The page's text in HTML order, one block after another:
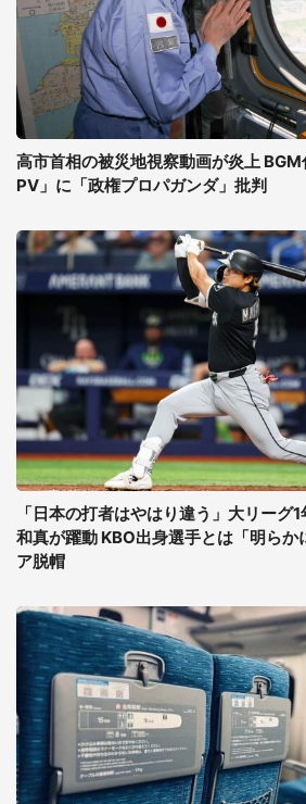
高市首相の被災地視察動画が炎上
PV」に「政権プロパガンダ」批判
「日本の打者はやはり違う」大リーグ
和真が躍動 KBO出身選手とは「明らか
ア脱帽